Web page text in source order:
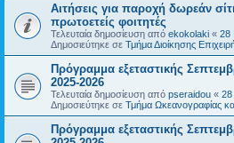
Αιτήσεις για παροχή δωρεάν
πρωτοετείς φοιτητές
Τελευταία δημοσίευση από ekokolaki « 28
Δημοσιεύτηκε σε Τμήμα Διοίκησης
Πρόγραμμα εξεταστικής
2025-2026
Τελευταία δημοσίευση από pseraidou « 28
Δημοσιεύτηκε σε Τμήμα Ωκεανογραφίας
Πρόγραμμα εξεταστικής